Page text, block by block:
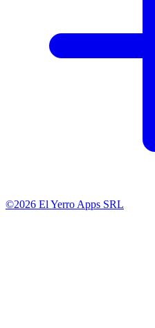
©2026 El Yerro Apps SRL